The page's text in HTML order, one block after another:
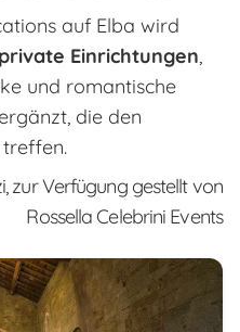
auf Elba wird
Einrichtungen,
und romantische
ergänzt, die den
zur Verfügung gestellt von
Rossella Celebrini Events